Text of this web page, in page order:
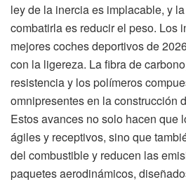
ley de la inercia es implacable, y
combatirla es reducir el peso. Los
mejores coches deportivos de
con la ligereza. La fibra de
resistencia y los polímeros
omnipresentes en la construcción
Estos avances no solo hacen que
ágiles y receptivos, sino que
del combustible y reducen las
paquetes aerodinámicos,